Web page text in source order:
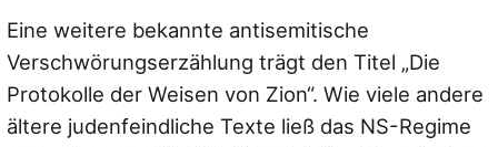
Eine weitere bekannte antisemitische
Verschwörungserzählung trägt den Titel „Die
Protokolle der Weisen von Zion“. Wie viele andere
ältere judenfeindliche Texte ließ das NS-Regime